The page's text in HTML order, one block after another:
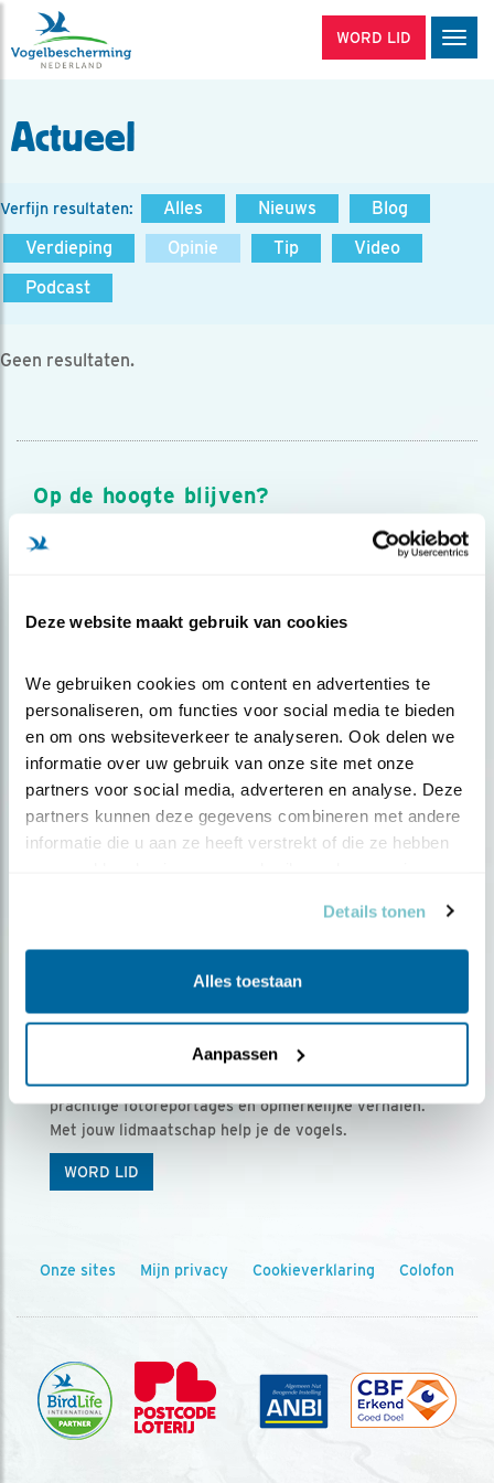
Deze website maakt gebruik van cookies
We gebruiken cookies om content en advertenties te
personaliseren, om functies voor social media te bieden
en om ons websiteverkeer te analyseren. Ook delen we
informatie over uw gebruik van onze site met onze
partners voor social media, adverteren en analyse. Deze
partners kunnen deze gegevens combineren met andere
informatie die u aan ze heeft verstrekt of die ze hebben
Details tonen
Alles toestaan
Aanpassen
WORD LID
Actueel
Verfijn resultaten: Alles Nieuws
Blog
Verdieping
Opinie Tip
Video
Podcast
Geen resultaten.
Op de hoogte blijven?
Meld je aan en ontvang nieuws, inspiratie, acties en tips
over vogels en activiteiten van Vogelbescherming.
Ontvang 5 x Vogels voor € 36,00 per jaar
Vogels is het tijdschrift voor onze leden, met
prachtige fotoreportages en opmerkelijke verhalen.
Met jouw lidmaatschap help je de vogels.
WORD LID
Onze sites Mijn privacy Cookieverklaring Colofon